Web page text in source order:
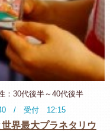
：30代後半～40代後半
/ 受付 12:15
界最大プラネタリウ